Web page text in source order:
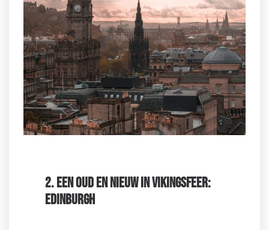
2. EEN OUD EN NIEUW IN VIKINGSFEER:
EDINBURGH